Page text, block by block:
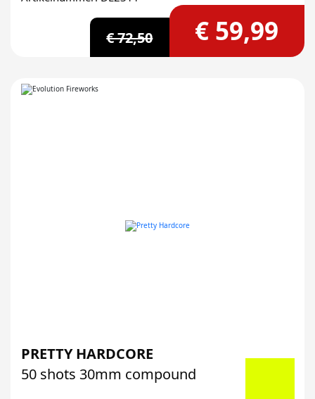
€ 72,50 € 59,99
PRETTY HARDCORE
50 shots 30mm compound